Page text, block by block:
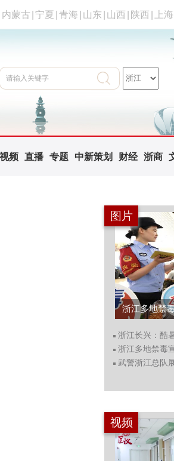
内蒙古 宁夏 青海 山东 山西 陕西 上海
视频 直播 专题 中新策划 财经 浙商
图片
浙江多地禁
浙江长兴：酷
浙江多地禁毒
武警浙江总队
视频